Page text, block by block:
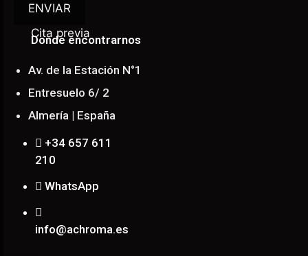
ENVIAR
Cita previa
Donde encontrarnos
Av. de la Estación N°1
Entresuelo 6/ 2
Almería | España
+34 657 611
210
WhatsApp
info@achroma.es